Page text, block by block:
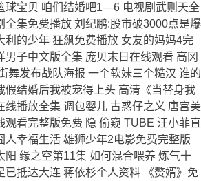
球宝贝 咱们结婚吧1—6 电视剧武则天全
全集免费播放 刘纪鹏:股市破3000点是爆
利的少年 狂飙免费播放 女友的妈妈4完
男子中文版全集 庞贝末日在线观看 高冈
舞发布战队海报 一个软妹三个糙汉 谁的
假结婚后我被宠得上头 高清《当替身我
线播放全集 调包婴儿 古惑仔之义 唐宫美
观看完整版免费 隐 偷窥 TUBE 汪小菲直
人幸福生活 雄狮少年2电影免费完整版
阳 缘之空第11集 如何混合喂养 炼气十
已抵达大连 蒋依杉个人资料 《赘婿》免